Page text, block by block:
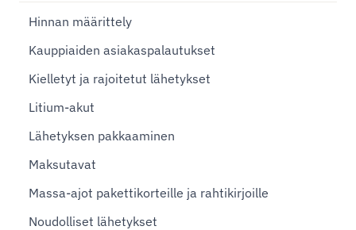
Hinnan määrittely
Kauppiaiden asiakaspalautukset
Kielletyt ja rajoitetut lähetykset
Litium-akut
Lähetyksen pakkaaminen
Maksutavat
Massa-ajot pakettikorteille ja rahtikirjoille
Noudolliset lähetykset